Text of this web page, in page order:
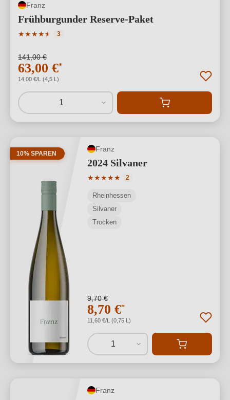
Franz
Frühburgunder Reserve-Paket
★★★★★
★
Durchschnittliche Bewertung von 4.67 von 5 Sternen
3
141,00 €
63,00 €*
14,00 €/L (4,5 L)
1
10% SPAREN
Franz
2024 Silvaner
★★★★★
Durchschnittliche Bewertung von 5
2
Rheinhessen
Silvaner
Trocken
9,70 €
8,70 €*
11,60 €/L (0,75 L)
1
Franz